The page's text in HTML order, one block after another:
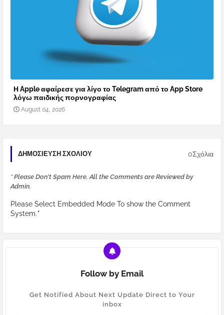
Η Apple αφαίρεσε για λίγο το Telegram από το App Store
λόγω παιδικής πορνογραφίας
August 04, 2026
ΔΗΜΟΣΊΕΥΣΗ ΣΧΟΛΊΟΥ 0Σχόλια
* Please Don't Spam Here. All the Comments are Reviewed by
Admin.
Please Select Embedded Mode To show the Comment
System.*
Follow by Email
Get Notified About Next Update Direct to Your
inbox